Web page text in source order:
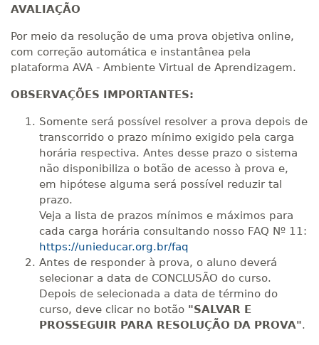
AVALIAÇÃO
Por meio da resolução de uma prova objetiva online,
com correção automática e instantânea pela
plataforma AVA - Ambiente Virtual de Aprendizagem.
OBSERVAÇÕES IMPORTANTES:
Somente será possível resolver a prova depois de
transcorrido o prazo mínimo exigido pela carga
horária respectiva. Antes desse prazo o sistema
não disponibiliza o botão de acesso à prova e,
em hipótese alguma será possível reduzir tal
prazo.
Veja a lista de prazos mínimos e máximos para
cada carga horária consultando nosso FAQ Nº 11:
https://unieducar.org.br/faq
Antes de responder à prova, o aluno deverá
selecionar a data de CONCLUSÃO do curso.
Depois de selecionada a data de término do
curso, deve clicar no botão "SALVAR E
PROSSEGUIR PARA RESOLUÇÃO DA PROVA".